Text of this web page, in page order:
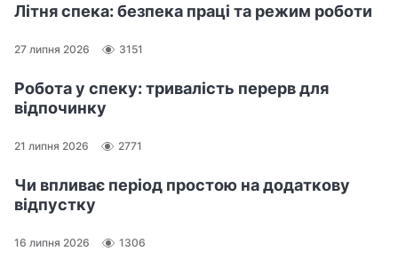
Літня спека: безпека праці та режим роботи
27 липня 2026 3151
Робота у спеку: тривалість перерв для
відпочинку
21 липня 2026 2771
Чи впливає період простою на додаткову
відпустку
16 липня 2026 1306